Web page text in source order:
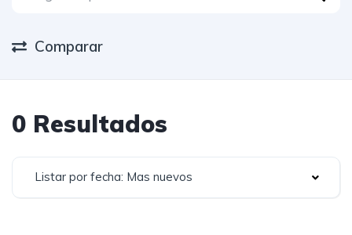
Comparar
0 Resultados
Listar por fecha: Mas nuevos